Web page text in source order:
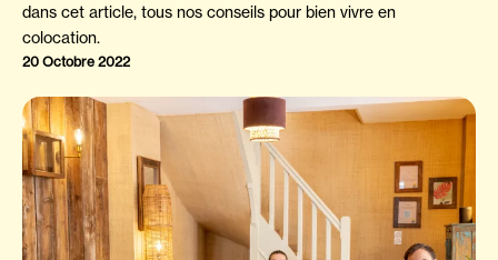
dans cet article, tous nos conseils pour bien vivre en
colocation.
20 Octobre 2022